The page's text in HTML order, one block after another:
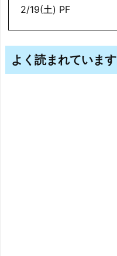
2/19(土) PF
よく読まれています